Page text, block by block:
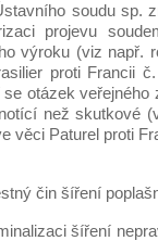
soudu sp.
projevu
výroku (viz např.
proti Francii
otázek veřejného
než skutkové
věci Paturel proti
čin šíření
šíření